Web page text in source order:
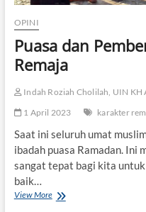
a
e
e
e
r
a
n
a
OPINI
Puasa dan
Remaja
Indah Roziah Cholilah, UIN KH
1 April 2023
karakter
Saat ini seluruh umat
ibadah puasa Ramadan. Ini
sangat tepat bagi kita
baik…
View MoreP